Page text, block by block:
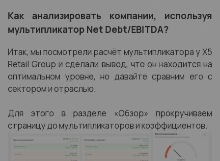
Как анализировать компании, используя
мультипликатор Net Debt/EBITDA?
Итак, мы посмотрели расчёт мультипликатора у X5
Retail Group и сделали вывод, что он находится на
оптимальном уровне, но давайте сравним его с
сектором и отраслью.
Для этого в разделе «Обзор» прокручиваем
страницу до мультипликаторов и коэффициентов.